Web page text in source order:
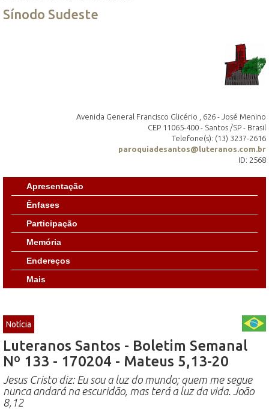
Sínodo Sudeste
Avenida General Francisco Glicério , 626 - José Menino
CEP 11065-400 - Santos /SP - Brasil
Telefone(s): (13) 3237-2616
paroquiadesantos@luteranos.com.br
ID: 2568
Apresentação
Ênfases
Participação
Memória
Endereços
Mais
Notícia
Luteranos Santos - Boletim Semanal
Nº 133 - 170204 - Mateus 5,13-20
Jesus Cristo diz: Eu sou a luz do mundo; quem me segue
nunca andará na escuridão, mas terá a luz da vida. João
8,12